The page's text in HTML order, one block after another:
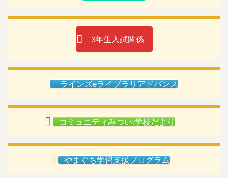
3年生入試関係
ラインズeライブラリアドバンス
コミュニティみつい:学校だより
やまぐち学習支援プログラム